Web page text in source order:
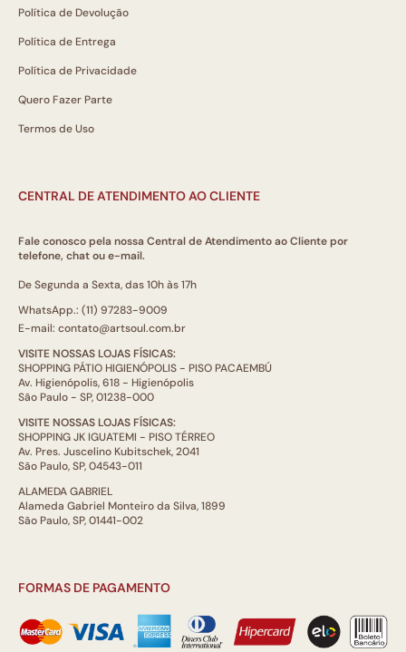
Política de Devolução
Política de Entrega
Política de Privacidade
Quero Fazer Parte
Termos de Uso
CENTRAL DE ATENDIMENTO AO CLIENTE
Fale conosco pela nossa Central de Atendimento ao Cliente por
telefone, chat ou e-mail.
De Segunda a Sexta, das 10h às 17h
WhatsApp.: (11) 97283-9009
E-mail: contato@artsoul.com.br
VISITE NOSSAS LOJAS FÍSICAS:
SHOPPING PÁTIO HIGIENÓPOLIS - PISO PACAEMBÚ
Av. Higienópolis, 618 - Higienópolis
São Paulo - SP, 01238-000
VISITE NOSSAS LOJAS FÍSICAS:
SHOPPING JK IGUATEMI - PISO TÉRREO
Av. Pres. Juscelino Kubitschek, 2041
São Paulo, SP, 04543-011
ALAMEDA GABRIEL
Alameda Gabriel Monteiro da Silva, 1899
São Paulo, SP, 01441-002
FORMAS DE PAGAMENTO